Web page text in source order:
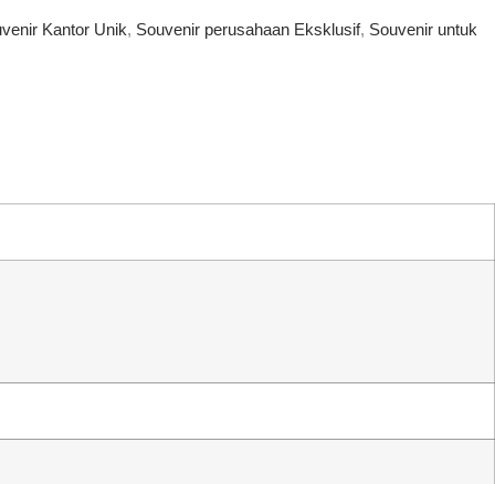
Kantor Unik, Souvenir perusahaan Eksklusif, Souvenir untuk